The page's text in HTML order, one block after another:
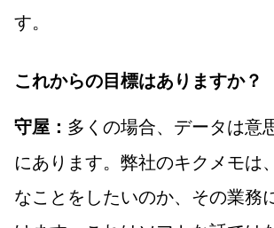
す。
これからの目標はありますか？
守屋： 多くの場合、データは意
にあります。弊社のキクメモは
なことをしたいのか、その業務